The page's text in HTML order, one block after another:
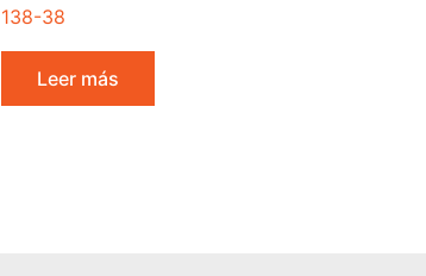
138-38
Leer más